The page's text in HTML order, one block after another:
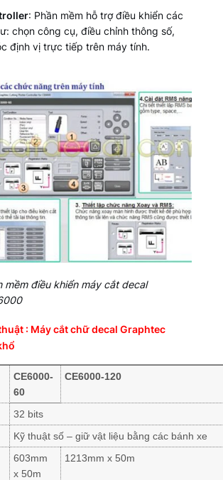
: Phần mềm hỗ trợ điều khiển các
chọn công cụ, điều chỉnh thông số,
định vị trực tiếp trên máy tính.
điều khiển máy cắt decal
: Máy cắt chữ decal Graphtec
CE6000-
60
CE6000-120
32 bits
Kỹ thuật số – giữ vật liệu bằng các bánh xe
603mm
x 50m
1213mm x 50m